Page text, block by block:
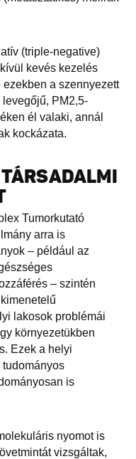
(triple-negative)
kevés kezelés
a szennyezett
PM2,5-
él valaki, annál
kockázata.
Tumorkutató
arra is
– például az
– szintén
lakosok problémái
környezetükben
Ezek a helyi
is
nyomot is
vizsgáltak,